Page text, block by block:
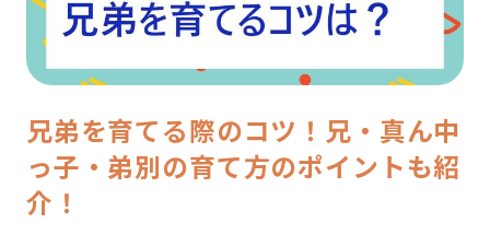
兄弟を育てる際のコツ！兄・真ん中
っ子・弟別の育て方のポイントも紹
介！